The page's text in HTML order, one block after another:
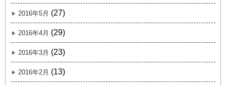
2016年5月 (27)
2016年4月 (29)
2016年3月 (23)
2016年2月 (13)